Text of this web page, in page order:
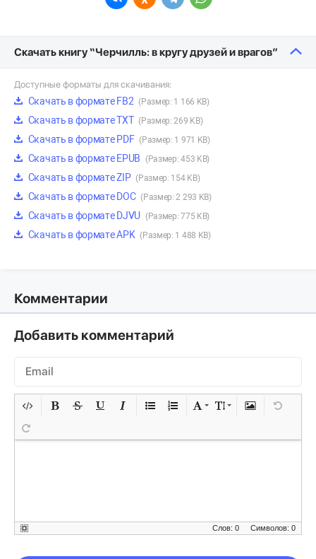
Скачать книгу “Черчилль: в кругу друзей и врагов”
Доступные форматы для скачивания:
Скачать в формате FB2 (Размер: 1 166 KB)
Скачать в формате TXT (Размер: 269 KB)
Скачать в формате PDF (Размер: 1 971 KB)
Скачать в формате EPUB (Размер: 453 KB)
Скачать в формате ZIP (Размер: 154 KB)
Скачать в формате DOC (Размер: 2 293 KB)
Скачать в формате DJVU (Размер: 775 KB)
Скачать в формате APK (Размер: 1 488 KB)
Комментарии
Добавить комментарий
Символов: 0
Слов: 0